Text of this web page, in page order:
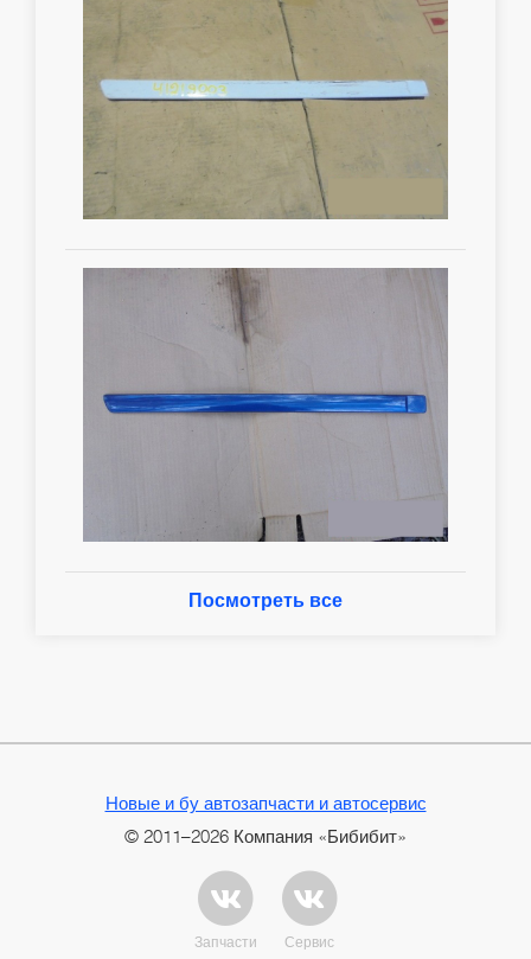
Посмотреть все
Новые и бу автозапчасти и автосервис
© 2011–2026 Компания «Бибибит»
Запчасти Сервис